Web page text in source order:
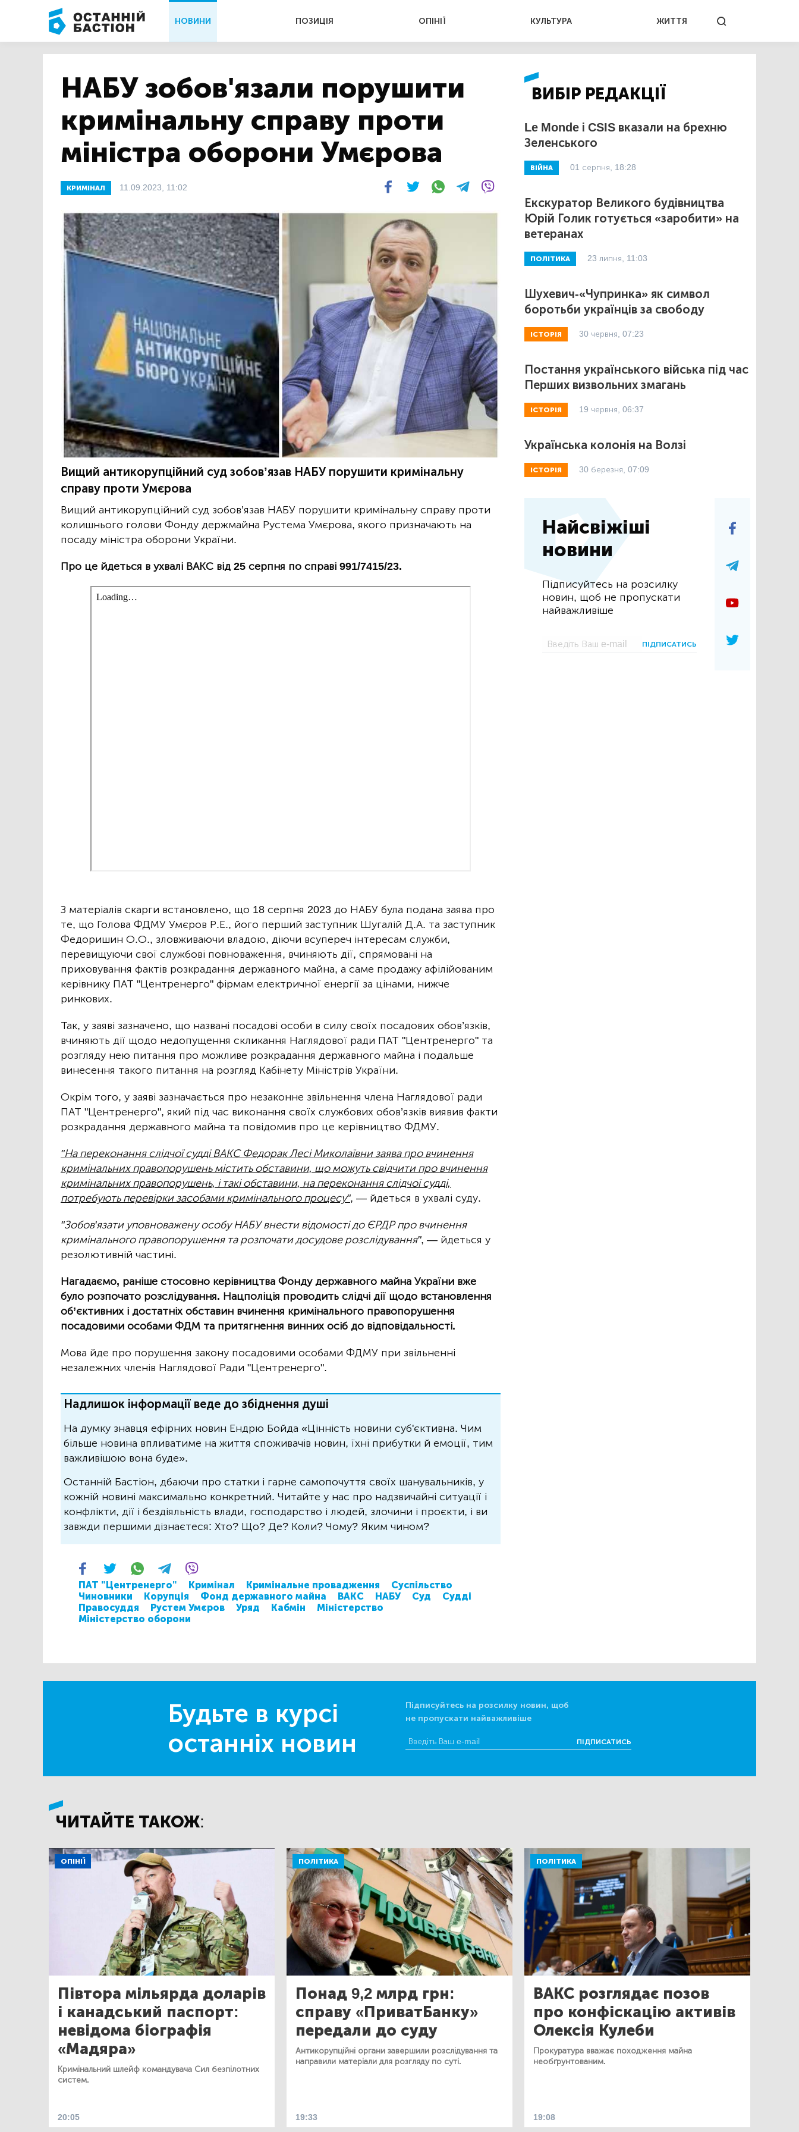
НОВИНИ ПОЗИЦІЯ ОПІНІЇ КУЛЬТУРА ЖИТТЯ
НАБУ зобов'язали порушити
кримінальну справу проти
міністра оборони Умєрова
КРИМІНАЛ 11.09.2023, 11:02
Вищий антикорупційний суд зобов’язав НАБУ порушити кримінальну
справу проти Умєрова
Вищий антикорупційний суд зобов’язав НАБУ порушити кримінальну справу проти
колишнього голови Фонду держмайна Рустема Умєрова, якого призначають на
посаду міністра оборони України.
Про це йдеться в ухвалі ВАКС від 25 серпня по справі 991/7415/23.
З матеріалів скарги встановлено, що 18 серпня 2023 до НАБУ була подана заява про
те, що Голова ФДМУ Умєров Р.Е., його перший заступник Шугалій Д.А. та заступник
Федоришин О.О., зловживаючи владою, діючи всупереч інтересам служби,
перевищуючи свої службові повноваження, вчиняють дії, спрямовані на
приховування фактів розкрадання державного майна, а саме продажу афілійованим
керівнику ПАТ "Центренерго" фірмам електричної енергії за цінами, нижче
ринкових.
Так, у заяві зазначено, що названі посадові особи в силу своїх посадових обов’язків,
вчиняють дії щодо недопущення скликання Наглядової ради ПАТ "Центренерго" та
розгляду нею питання про можливе розкрадання державного майна і подальше
винесення такого питання на розгляд Кабінету Міністрів України.
Окрім того, у заяві зазначається про незаконне звільнення члена Наглядової ради
ПАТ "Центренерго", який під час виконання своїх службових обов’язків виявив факти
розкрадання державного майна та повідомив про це керівництво ФДМУ.
"На переконання слідчої судді ВАКС Федорак Лесі Миколаївни заява про вчинення
кримінальних правопорушень містить обставини, що можуть свідчити про вчинення
кримінальних правопорушень, і такі обставини, на переконання слідчої судді,
потребують перевірки засобами кримінального процесу", — йдеться в ухвалі суду.
"Зобов'язати уповноважену особу НАБУ внести відомості до ЄРДР про вчинення
кримінального правопорушення та розпочати досудове розслідування", — йдеться у
резолютивній частині.
Нагадаємо, раніше стосовно керівництва Фонду державного майна України вже
було розпочато розслідування. Нацполіція проводить слідчі дії щодо встановлення
об’єктивних і достатніх обставин вчинення кримінального правопорушення
посадовими особами ФДМ та притягнення винних осіб до відповідальності.
Мова йде про порушення закону посадовими особами ФДМУ при звільненні
незалежних членів Наглядової Ради "Центренерго".
Надлишок інформації веде до збіднення душі
На думку знавця ефірних новин Ендрю Бойда «Цінність новини суб'єктивна. Чим
більше новина впливатиме на життя споживачів новин, їхні прибутки й емоції, тим
важливішою вона буде».
Останній Бастіон, дбаючи про статки і гарне самопочуття своїх шанувальників, у
кожній новині максимально конкретний. Читайте у нас про надзвичайні ситуації і
конфлікти, дії і бездіяльність влади, господарство і людей, злочини і проєкти, і ви
завжди першими дізнаєтеся: Хто? Що? Де? Коли? Чому? Яким чином?
ПАТ "Центренерго" Кримінал Кримінальне провадження
Суспільство
Чиновники
Корупція Фонд державного майна ВАКС НАБУ Суд
Судді
Правосуддя
Рустем Умєров Уряд Кабмін
Міністерство
Міністерство оборони
ВИБІР РЕДАКЦІЇ
Le Monde і CSIS вказали на брехню
Зеленського
ВІЙНА 01 серпня, 18:28
Екскуратор Великого будівництва
Юрій Голик готується «заробити» на
ветеранах
ПОЛІТИКА 23 липня, 11:03
Шухевич-«Чупринка» як символ
боротьби українців за свободу
ІСТОРІЯ 30 червня, 07:23
Постання українського війська під час
Перших визвольних змагань
ІСТОРІЯ 19 червня, 06:37
Українська колонія на Волзі
ІСТОРІЯ 30 березня, 07:09
Найсвіжіші
новини
Підписуйтесь на розсилку
новин, щоб не пропускати
найважливіше
ПІДПИСАТИСЬ
Будьте в курсі
останніх новин
Підписуйтесь на розсилку новин, щоб
не пропускати найважливіше
ПІДПИСАТИСЬ
ЧИТАЙТЕ ТАКОЖ:
ОПІНІЇ
Півтора мільярда доларів
і канадський паспорт:
невідома біографія
«Мадяра»
Кримінальний шлейф командувача Сил безпілотних
систем.
20:05
ПОЛІТИКА
Понад 9,2 млрд грн:
справу «ПриватБанку»
передали до суду
Антикорупційні органи завершили розслідування та
направили матеріали для розгляду по суті.
19:33
ПОЛІТИКА
ВАКС розглядає позов
про конфіскацію активів
Олексія Кулеби
Прокуратура вважає походження майна
необґрунтованим.
19:08